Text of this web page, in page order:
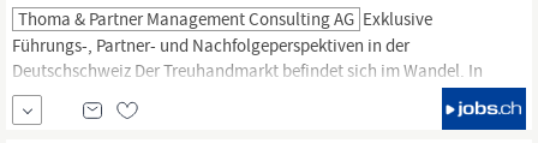
Thoma & Partner Management Consulting AG Exklusive
Führungs-, Partner- und Nachfolgeperspektiven in der
Deutschschweiz Der Treuhandmarkt befindet sich im Wandel. In
den kommenden Jahren werden zahlreiche Führungspositionen,
Partnerrollen und Unternehmensnachfolgen neu besetzt. Mit dem